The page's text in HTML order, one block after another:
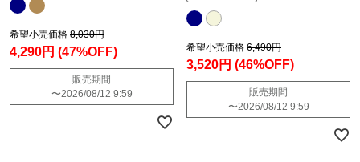
希望小売価格 8,030円
4,290円 (47%OFF)
販売期間
〜2026/08/12 9:59
希望小売価格 6,490円
3,520円 (46%OFF)
販売期間
〜2026/08/12 9:59